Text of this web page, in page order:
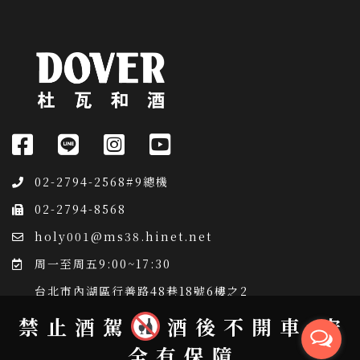
02-2794-2568#9總機
02-2794-8568
holy001@ms38.hinet.net
周一至周五9:00~17:30
台北市內湖區行善路48巷18號6樓之2
禁止酒駕 酒後不開車 安